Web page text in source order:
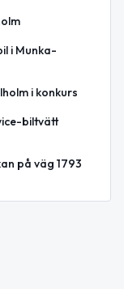
i Munka-
i konkurs
biltvätt
på väg 1793